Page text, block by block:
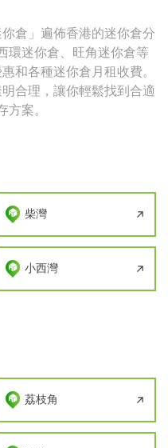
倉」遍佈香港的迷你倉分
環迷你倉、旺角迷你倉等
和各種迷你倉月租收費。
合理，讓你輕鬆找到合適
方案。
柴灣
小西灣
荔枝角